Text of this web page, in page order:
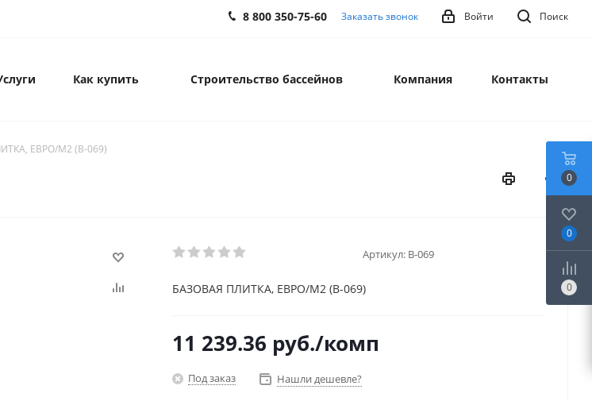
Поиск
Войти
8 800 350-75-60 Заказать звонок
Как купить Строительство бассейнов Компания Контакты
ЕВРО/М2 (B-069)
Артикул: B-069
БАЗОВАЯ ПЛИТКА, ЕВРО/М2 (B-069)
11 239.36 руб./комп
Под заказ Нашли дешевле?
0
0
0